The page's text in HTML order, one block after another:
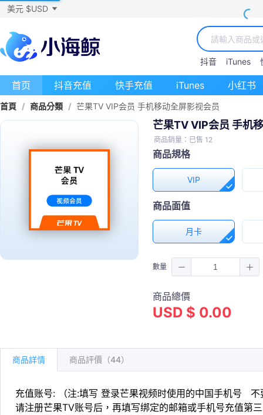
美元 $USD
抖音 iTunes
首页 抖音充值 快手充值 iTunes 小红书
首頁 / 商品分類 / 芒果TV VIP会员 手机移动全屏影视会员
芒果TV VIP会员 手机
商品銷量：已售 12
商品規格
VIP
商品面值
月卡
數量
商品總價
USD $ 0.00
商品詳情 商品評價（44）
充值账号: （注:填写 登录芒果视频时使用的中国手机号
请注册芒果TV账号后，再填写绑定的邮箱或手机号充值第